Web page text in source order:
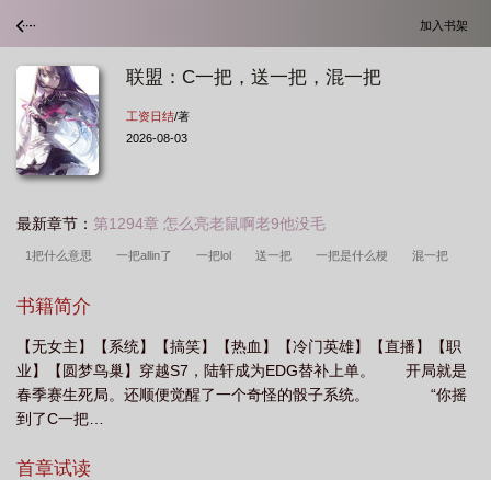
加入书架
联盟：C一把，送一把，混一把
工资日结/著
2026-08-03
最新章节： 第1294章 怎么亮老鼠啊老9他没毛
1把什么意思 一把allin了 一把lol 送一把 一把是什么梗 混一把
一把txt
书籍简介
【无女主】【系统】【搞笑】【热血】【冷门英雄】【直播】【职
业】【圆梦鸟巢】穿越S7，陆轩成为EDG替补上单。 开局就是
春季赛生死局。还顺便觉醒了一个奇怪的骰子系统。 “你摇
到了C一把…
首章试读